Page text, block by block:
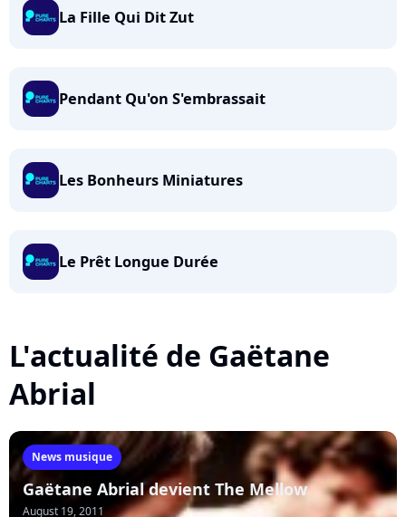
La Fille Qui Dit Zut
Pendant Qu'on S'embrassait
Les Bonheurs Miniatures
Le Prêt Longue Durée
L'actualité de Gaëtane
Abrial
News musique
Gaëtane Abrial devient The Mellow
August 19, 2011